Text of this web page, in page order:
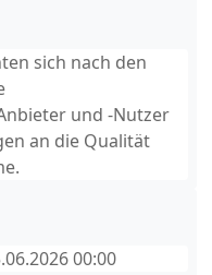
sich nach den
und -Nutzer
an die Qualität
00:00